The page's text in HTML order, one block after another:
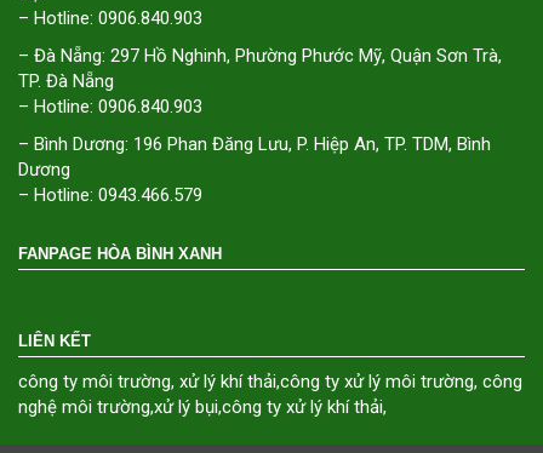
– Hotline: 0906.840.903
– Đà Nẵng: 297 Hồ Nghinh, Phường Phước Mỹ, Quận Sơn Trà,
TP. Đà Nẵng
– Hotline: 0906.840.903
– Bình Dương: 196 Phan Đăng Lưu, P. Hiệp An, TP. TDM, Bình
Dương
– Hotline: 0943.466.579
FANPAGE HÒA BÌNH XANH
LIÊN KẾT
công ty môi trường, xử lý khí thải,công ty xử lý môi trường, công
nghệ môi trường,xử lý bụi,công ty xử lý khí thải,